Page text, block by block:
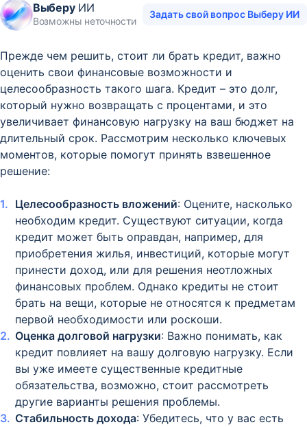
ВыберуИИ
Возможны неточности
Задать свой вопрос Выберу ИИ
Прежде чем решить, стоит ли брать кредит, важно
оценить свои финансовые возможности и
целесообразность такого шага. Кредит – это долг,
который нужно возвращать с процентами, и это
увеличивает финансовую нагрузку на ваш бюджет на
длительный срок. Рассмотрим несколько ключевых
моментов, которые помогут принять взвешенное
решение:
Целесообразность вложений: Оцените, насколько
необходим кредит. Существуют ситуации, когда
кредит может быть оправдан, например, для
приобретения жилья, инвестиций, которые могут
принести доход, или для решения неотложных
финансовых проблем. Однако кредиты не стоит
брать на вещи, которые не относятся к предметам
первой необходимости или роскоши.
Оценка долговой нагрузки: Важно понимать, как
кредит повлияет на вашу долговую нагрузку. Если
вы уже имеете существенные кредитные
обязательства, возможно, стоит рассмотреть
другие варианты решения проблемы.
Стабильность дохода: Убедитесь, что у вас есть